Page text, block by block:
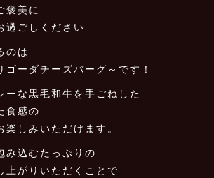
褒美に
過ごしください
のは
ゴーダチーズバーグ～です！
ーな黒毛和牛を手ごねした
食感の
しみいただけます。
み込むたっぷりの
上がりいただくことで